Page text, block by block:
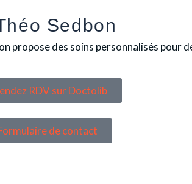
Sedbon
propose des soins personnalisés pour
RDV sur Doctolib
de contact